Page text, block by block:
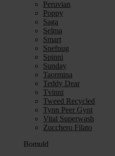
Peruvian
Poppy
Saga
Selma
Smart
Snefnug
Spinni
Sunday
Taormina
Teddy Dear
Tvinni
Tweed Recycled
Tynn Peer Gynt
Vital Superwash
Zucchero Filato
Bomuld